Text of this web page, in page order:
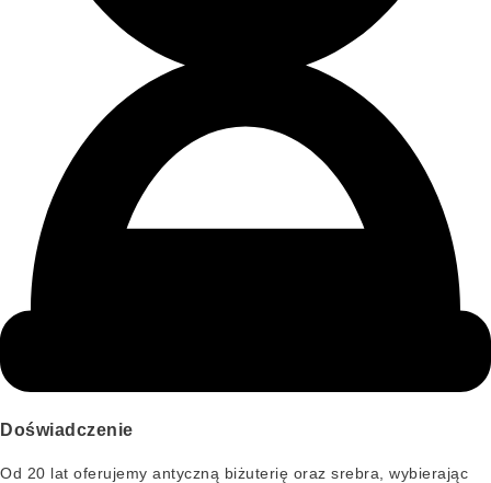
Doświadczenie
Od 20 lat oferujemy antyczną biżuterię oraz srebra, wybierając